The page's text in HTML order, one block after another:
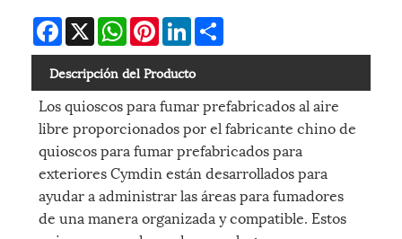
Facebook
X WhatsAppPinterestLinkedIn
Descripción del Producto
Los quioscos para fumar prefabricados al aire
libre proporcionados por el fabricante chino de
quioscos para fumar prefabricados para
exteriores Cymdin están desarrollados para
ayudar a administrar las áreas para fumadores
de una manera organizada y compatible. Estos